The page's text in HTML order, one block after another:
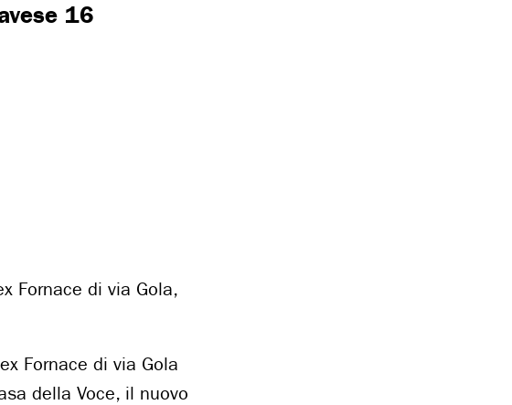
16
Fornace di via Gola,
Fornace di via Gola
della Voce, il nuovo